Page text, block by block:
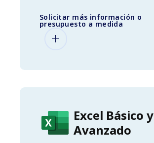
Solicitar más información o
presupuesto a medida
Excel Básico y
Avanzado